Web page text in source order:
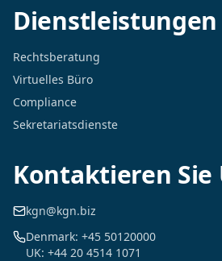
Dienstleistungen
Rechtsberatung
Virtuelles Büro
Compliance
Sekretariatsdienste
Kontaktieren Sie
kgn@kgn.biz
Denmark: +45 50120000
UK: +44 20 4514 1071